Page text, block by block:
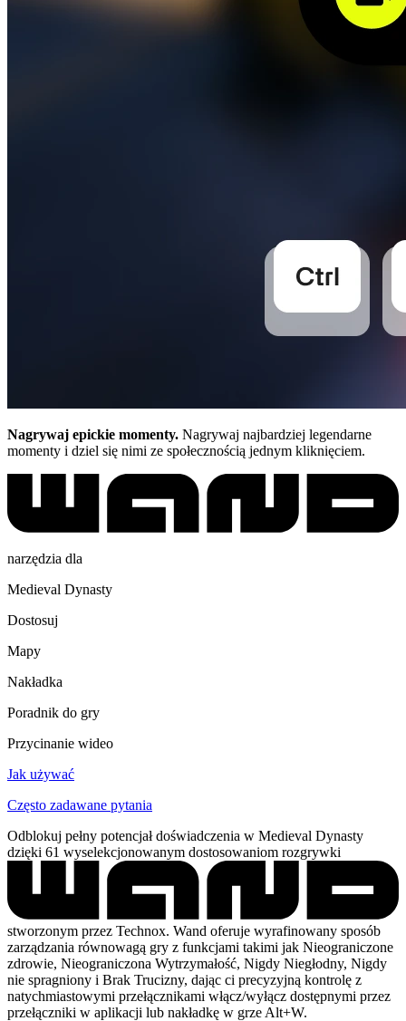
Nagrywaj epickie momenty. Nagrywaj najbardziej legendarne
momenty i dziel się nimi ze społecznością jednym kliknięciem.
narzędzia dla
Medieval Dynasty
Dostosuj
Mapy
Nakładka
Poradnik do gry
Przycinanie wideo
Jak używać
Często zadawane pytania
Odblokuj pełny potencjał doświadczenia w Medieval Dynasty
dzięki 61 wyselekcjonowanym dostosowaniom rozgrywki
stworzonym przez Technox. Wand oferuje wyrafinowany sposób
zarządzania równowagą gry z funkcjami takimi jak Nieograniczone
zdrowie, Nieograniczona Wytrzymałość, Nigdy Niegłodny, Nigdy
nie spragniony i Brak Trucizny, dając ci precyzyjną kontrolę z
natychmiastowymi przełącznikami włącz/wyłącz dostępnymi przez
przełączniki w aplikacji lub nakładkę w grze Alt+W.